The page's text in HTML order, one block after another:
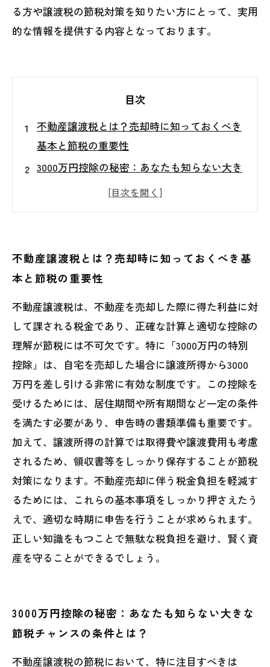
る方や譲渡税の節税対策を知りたい方にとって、実用
的な情報を提供する内容となっております。
目次
不動産譲渡税とは？売却時に知っておくべき
基本と節税の重要性
3000万円控除の秘密：あなたも知らない大き
な節税チャンスの条件とは？
控除適用の手続きと申告方法を詳解！スムー
用するテクニック
を大幅に減らしたケース紹介
知らないと損？不動産譲渡税の最新ルールと
今後の注意点まとめ
不動産売却で賢く節税！3000万円控除を味方
にする完全ガイド
不動産譲渡税とは？売却時に知っておくべき基
本と節税の重要性
不動産譲渡税は、不動産を売却した際に得た利益に対
して課される税金であり、正確な計算と適切な控除の
理解が節税には不可欠です。特に「3000万円の特別
控除」は、自宅を売却した場合に譲渡所得から3000
万円を差し引ける非常に有効な制度です。この控除を
受けるためには、居住期間や所有期間など一定の条件
を満たす必要があり、申告時の書類準備も重要です。
加えて、譲渡所得の計算では取得費や譲渡費用も考慮
されるため、領収書等をしっかり保存することが節税
対策になります。不動産売却に伴う税金負担を軽減す
るためには、これらの基本事項をしっかり押さえたう
えで、適切な時期に申告を行うことが求められます。
正しい知識をもつことで無駄な税負担を避け、賢く資
産を守ることができるでしょう。
3000万円控除の秘密：あなたも知らない大きな
節税チャンスの条件とは？
不動産譲渡税の節税において、特に注目すべきは